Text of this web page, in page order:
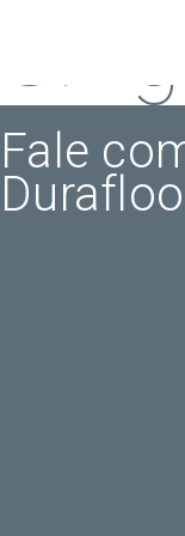
Fale